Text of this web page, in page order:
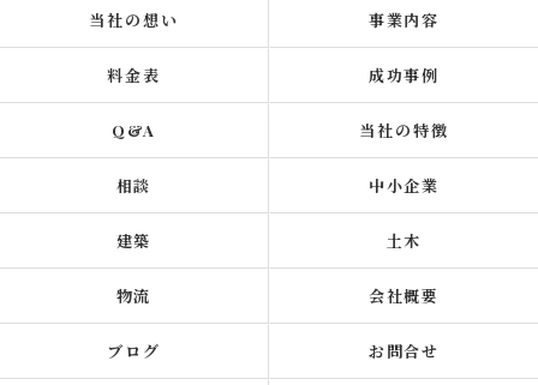
当社の想い 事業内容
料金表 成功事例
Q&A 当社の特徴
相談 中小企業
建築 土木
物流 会社概要
ブログ お問合せ